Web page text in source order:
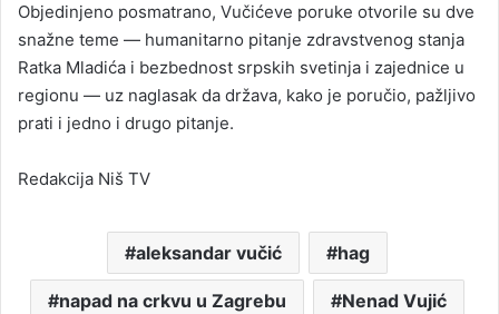
Objedinjeno posmatrano, Vučićeve poruke otvorile su dve
snažne teme — humanitarno pitanje zdravstvenog stanja
Ratka Mladića i bezbednost srpskih svetinja i zajednice u
regionu — uz naglasak da država, kako je poručio, pažljivo
prati i jedno i drugo pitanje.
Redakcija Niš TV
aleksandar vučić hag
napad na crkvu u Zagrebu Nenad Vujić